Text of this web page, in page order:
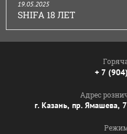
19.05.2025
SHIFA 18 ЛЕТ
+ 7
Адрес
г. Казань, пр. Ямашева,